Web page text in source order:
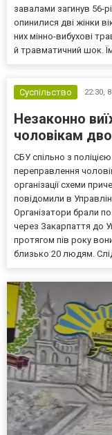
завалами загинув 56-
опинилися дві жінки
них мінно-вибухові
й травматичний шок.
Суспільство 22:30,
Незаконно
чоловікам
СБУ спільно з
переправлення
організації схеми
повідомили в
Організатори брали
через Закарпаття до
протягом пів року
близько 20 людям.